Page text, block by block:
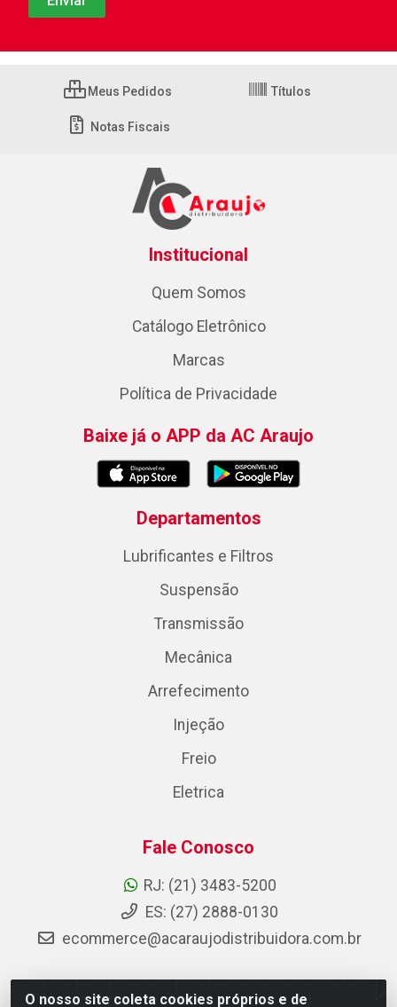
O nosso site coleta cookies próprios e de
Meus Pedidos Títulos
Notas Fiscais
Institucional
Quem Somos
Catálogo Eletrônico
Marcas
Política de Privacidade
Baixe já o APP da AC Araujo
Departamentos
Lubrificantes e Filtros
Suspensão
Transmissão
Mecânica
Arrefecimento
Injeção
Freio
Eletrica
Fale Conosco
RJ: (21) 3483-5200
ES: (27) 2888-0130
ecommerce@acaraujodistribuidora.com.br